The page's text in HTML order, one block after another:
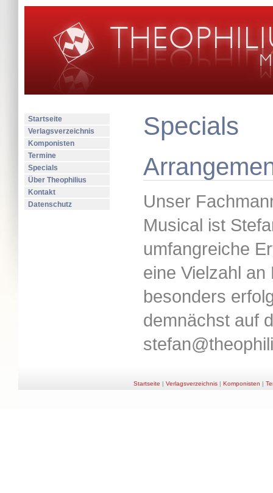
Startseite
Verlagsverzeichnis
Komponisten
Termine
Specials
Über Theophilius
Kontakt
Datenschutz
Specials
Unser
Musical ist
umfangreiche
eine Vielzahl
besonders
demnächst auf
Startseite | Verlagsverzeichnis| Komponisten |